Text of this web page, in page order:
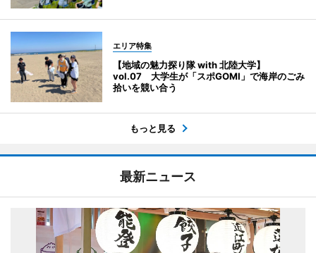
エリア特集
【地域の魅力探り隊 with 北陸大学】
vol.07 大学生が「スポGOMI」で海岸のごみ
拾いを競い合う
もっと見る
最新ニュース